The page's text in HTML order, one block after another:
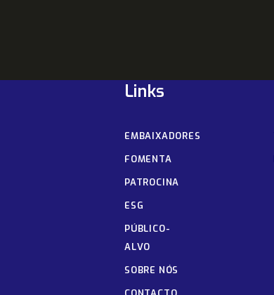
Links
EMBAIXADORES
FOMENTA
PATROCINA
ESG
PÚBLICO-
ALVO
SOBRE NÓS